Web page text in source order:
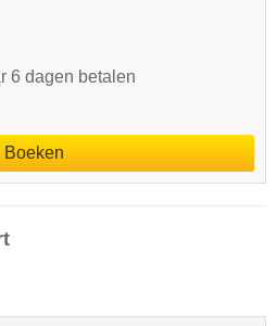
6 dagen betalen
Boeken